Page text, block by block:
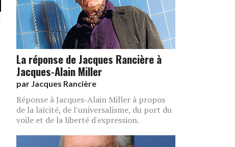
La réponse de Jacques Rancière à
Jacques-Alain Miller
par Jacques Rancière
Réponse à Jacques-Alain Miller à propos
de la laïcité, de l'universalisme, du port du
voile et de la liberté d'expression.